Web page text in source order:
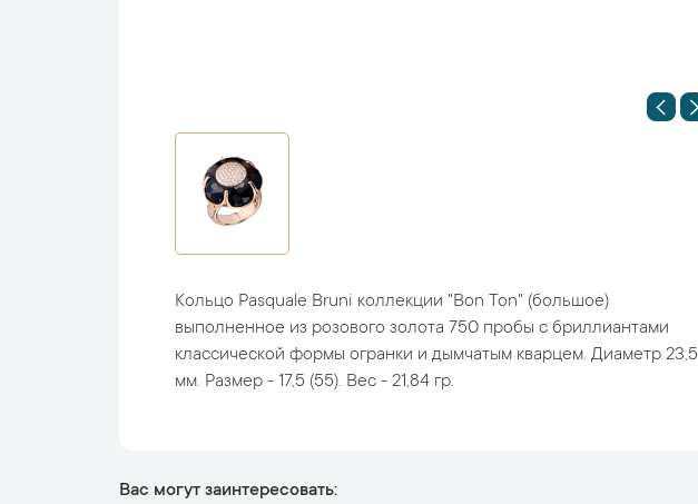
Кольцо Pasquale Bruni коллекции "Bon Ton" (большое)
выполненное из розового золота 750 пробы с бриллиантами
классической формы огранки и дымчатым кварцем. Диаметр 23,5
мм. Размер - 17,5 (55). Вес - 21,84 гр.
Вас могут заинтересовать